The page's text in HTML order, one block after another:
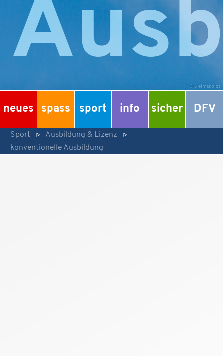
© elmar.pics
neues spass sport info sicher DFV
Sport
Ausbildung & Lizenz
konventionelle Ausbildung